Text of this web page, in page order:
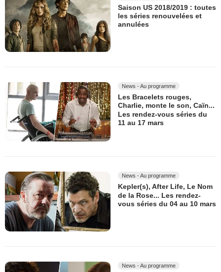
Saison US 2018/2019 : toutes
les séries renouvelées et
annulées
News - Au programme
Les Bracelets rouges,
Charlie, monte le son, Caïn...
Les rendez-vous séries du
11 au 17 mars
News - Au programme
Kepler(s), After Life, Le Nom
de la Rose... Les rendez-
vous séries du 04 au 10 mars
News - Au programme